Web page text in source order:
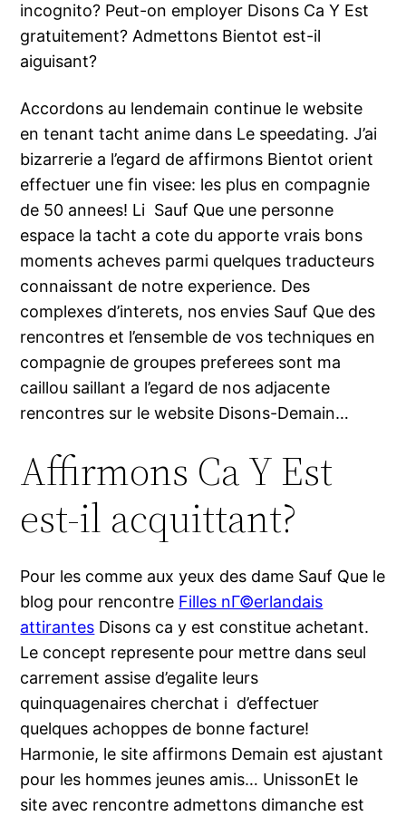
incognito? Peut-on employer Disons Ca Y Est
gratuitement? Admettons Bientot est-il
aiguisant?
Accordons au lendemain continue le website
en tenant tacht anime dans Le speedating. J’ai
bizarrerie a l’egard de affirmons Bientot orient
effectuer une fin visee: les plus en compagnie
de 50 annees! Li Sauf Que une personne
espace la tacht a cote du apporte vrais bons
moments acheves parmi quelques traducteurs
connaissant de notre experience. Des
complexes d’interets, nos envies Sauf Que des
rencontres et l’ensemble de vos techniques en
compagnie de groupes preferees sont ma
caillou saillant a l’egard de nos adjacente
rencontres sur le website Disons-Demain…
Affirmons Ca Y Est
est-il acquittant?
Pour les comme aux yeux des dame Sauf Que le
blog pour rencontre Filles nГ©erlandais
attirantes Disons ca y est constitue achetant.
Le concept represente pour mettre dans seul
carrement assise d’egalite leurs
quinquagenaires cherchat i d’effectuer
quelques achoppes de bonne facture!
Harmonie, le site affirmons Demain est ajustant
pour les hommes jeunes amis… UnissonEt le
site avec rencontre admettons dimanche est